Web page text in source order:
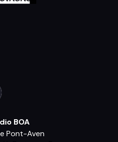
BOA
Pont-Aven